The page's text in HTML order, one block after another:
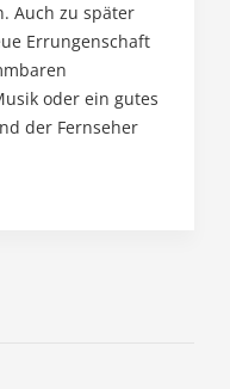
Auch zu später
Errungenschaft
oder ein gutes
der Fernseher